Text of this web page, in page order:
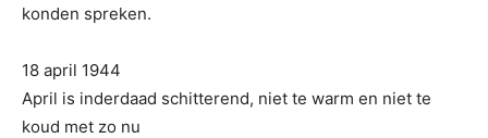
konden spreken.
18 april 1944
April is inderdaad schitterend, niet te warm en niet te
koud met zo nu